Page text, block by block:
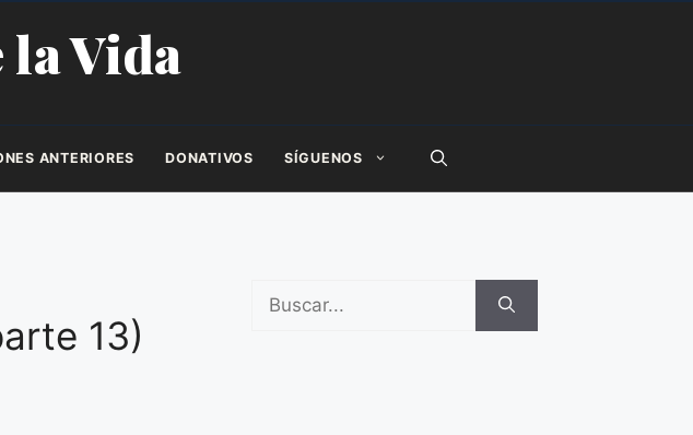
la Vida
ANTERIORES DONATIVOS SÍGUENOS
13)
Buscar: